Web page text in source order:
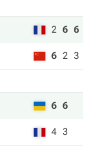
2 6 6
6 2 3
6 6
4 3